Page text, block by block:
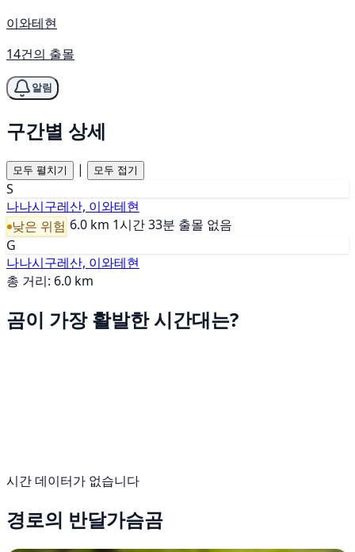
이와테현
14건의 출몰
알림
구간별 상세
모두 펼치기 | 모두 접기
S
나나시구레산, 이와테현
낮은 위험 6.0 km 1시간 33분 출몰 없음
G
나나시구레산, 이와테현
총 거리: 6.0 km
곰이 가장 활발한 시간대는?
시간 데이터가 없습니다
경로의 반달가슴곰